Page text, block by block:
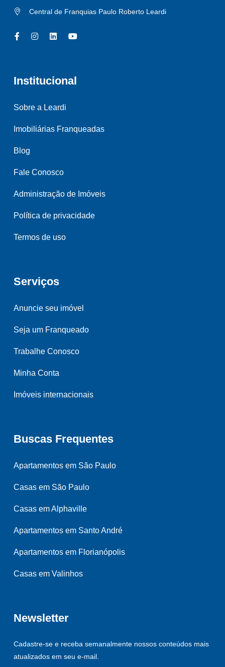
Central de Franquias Paulo Roberto Leardi
Institucional
Sobre a Leardi
Imobiliárias Franqueadas
Blog
Fale Conosco
Administração de Imóveis
Política de privacidade
Termos de uso
Serviços
Anuncie seu imóvel
Seja um Franqueado
Trabalhe Conosco
Minha Conta
Imóveis internacionais
Buscas Frequentes
Apartamentos em São Paulo
Casas em São Paulo
Casas em Alphaville
Apartamentos em Santo André
Apartamentos em Florianópolis
Casas em Valinhos
Newsletter
Cadastre-se e receba semanalmente nossos conteúdos mais
atualizados em seu e-mail.